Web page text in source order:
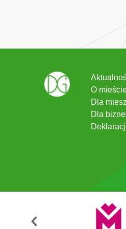
O
Dla
Dla